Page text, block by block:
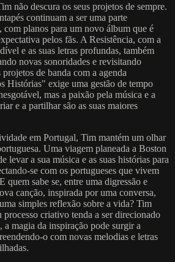
não descura os seus projetos de sempre.
continuam a ser uma parte
com planos para um novo álbum que é
pelos fãs. A Resistência, com a
e as suas letras profundas, também
novas sonoridades e revisitando
de banda com a agenda
Histórias" exige uma gestão de tempo
mas a paixão pela música e a
e a partilhar são as suas maiores
em Portugal, Tim mantém um olhar
Uma viagem planeada a Boston
levar a sua música e as suas histórias para
se com os portugueses que vivem
quem sabe se, entre uma digressão e
canção, inspirada por uma conversa,
simples reflexão sobre a vida? Tim
processo criativo tenda a ser direcionado
a magia da inspiração pode surgir a
o com novas melodias e letras